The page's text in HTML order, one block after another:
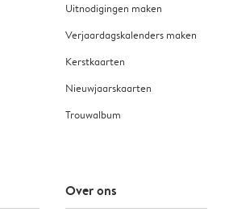
Uitnodigingen maken
Verjaardagskalenders maken
Kerstkaarten
Nieuwjaarskaarten
Trouwalbum
Over ons